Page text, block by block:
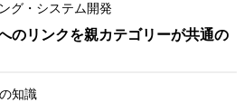
グ・システム開発
のリンクを親カテゴリーが共通の
知識